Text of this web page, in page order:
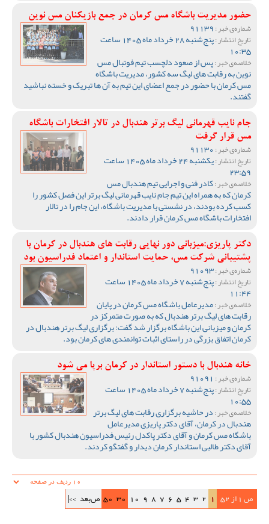
حضور مدیریت باشگاه مس کرمان در جمع بازیکنان مس نوین
شماره‌ی خبر :
تاریخ انتشار : پنج‌شنبه 28 خرداد ماه 1405 ساعت
10:35
خلاصه‌ی خبر :پس از صعود دلچسب تیم فوتبال مس
نوین به رقابت های لیگ سه کشور، مدیریت باشگاه
مس کرمان با حضور در جمع اعضای این تیم به آن ها تبریک و خسته نباشید
گفتند.
جام نایب قهرمانی لیگ برتر هندبال در تالار افتخارات باشگاه
مس قرار گرفت
شماره‌ی خبر :
تاریخ انتشار : یکشنبه 24 خرداد ماه 1405 ساعت
23:59
خلاصه‌ی خبر :کادر فنی و اجرایی تیم هندبال مس
کرمان که به همراه این تیم جام نایب قهرمانی لیگ برتر این فصل کشور را
کسب کرده بودند، در نشستی با مدیریت باشگاه، این جام را در تالار
افتخارات باشگاه مس کرمان قرار دادند.
دکتر پاریزی:میزبانی دور نهایی رقابت های هندبال در کرمان با
پشتیبانی شرکت مس، حمایت استاندار و اعتماد فدراسیون بود
شماره‌ی خبر :
تاریخ انتشار : پنج‌شنبه 7 خرداد ماه 1405 ساعت
11:44
خلاصه‌ی خبر :مدیرعامل باشگاه مس کرمان در پایان
رقابت های لیگ برتر هندبال که به صورت متمرکز در
کرمان و میزبانی این باشگاه برگزار شد گفت: برگزاری لیگ برتر هندبال در
کرمان اتفاق بزرگی در راستای اثبات توانمندی های کرمان بود.
خانه هندبال با دستور استاندار در کرمان برپا می شود
شماره‌ی خبر :
تاریخ انتشار : پنج‌شنبه 7 خرداد ماه 1405 ساعت
10:55
خلاصه‌ی خبر :در حاشیه برگزاری رقابت های لیگ برتر
هندبال در کرمان، آقای دکتر پاریزی مدیرعامل
باشگاه مس کرمان و آقای دکتر پاکدل رئیس فدراسیون هندبال کشور با
آقای دکتر طالبی استاندار کرمان دیدار و گفتگو کردند.
ص 1 از 52 1
2
3
4
5
6
7
8
9
10
30
50 ص‌بعد >>|